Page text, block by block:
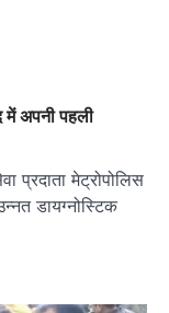
अपनी पहली
प्रदाता मेट्रोपोलिस
डायग्नोस्टिक